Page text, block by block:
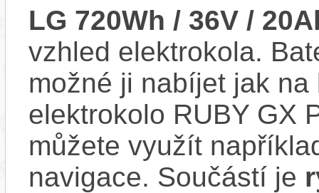
LG 720Wh / 36V /
vzhled elektrokola.
možné ji nabíjet jak
elektrokolo RUBY GX
můžete využít
navigace. Součástí je